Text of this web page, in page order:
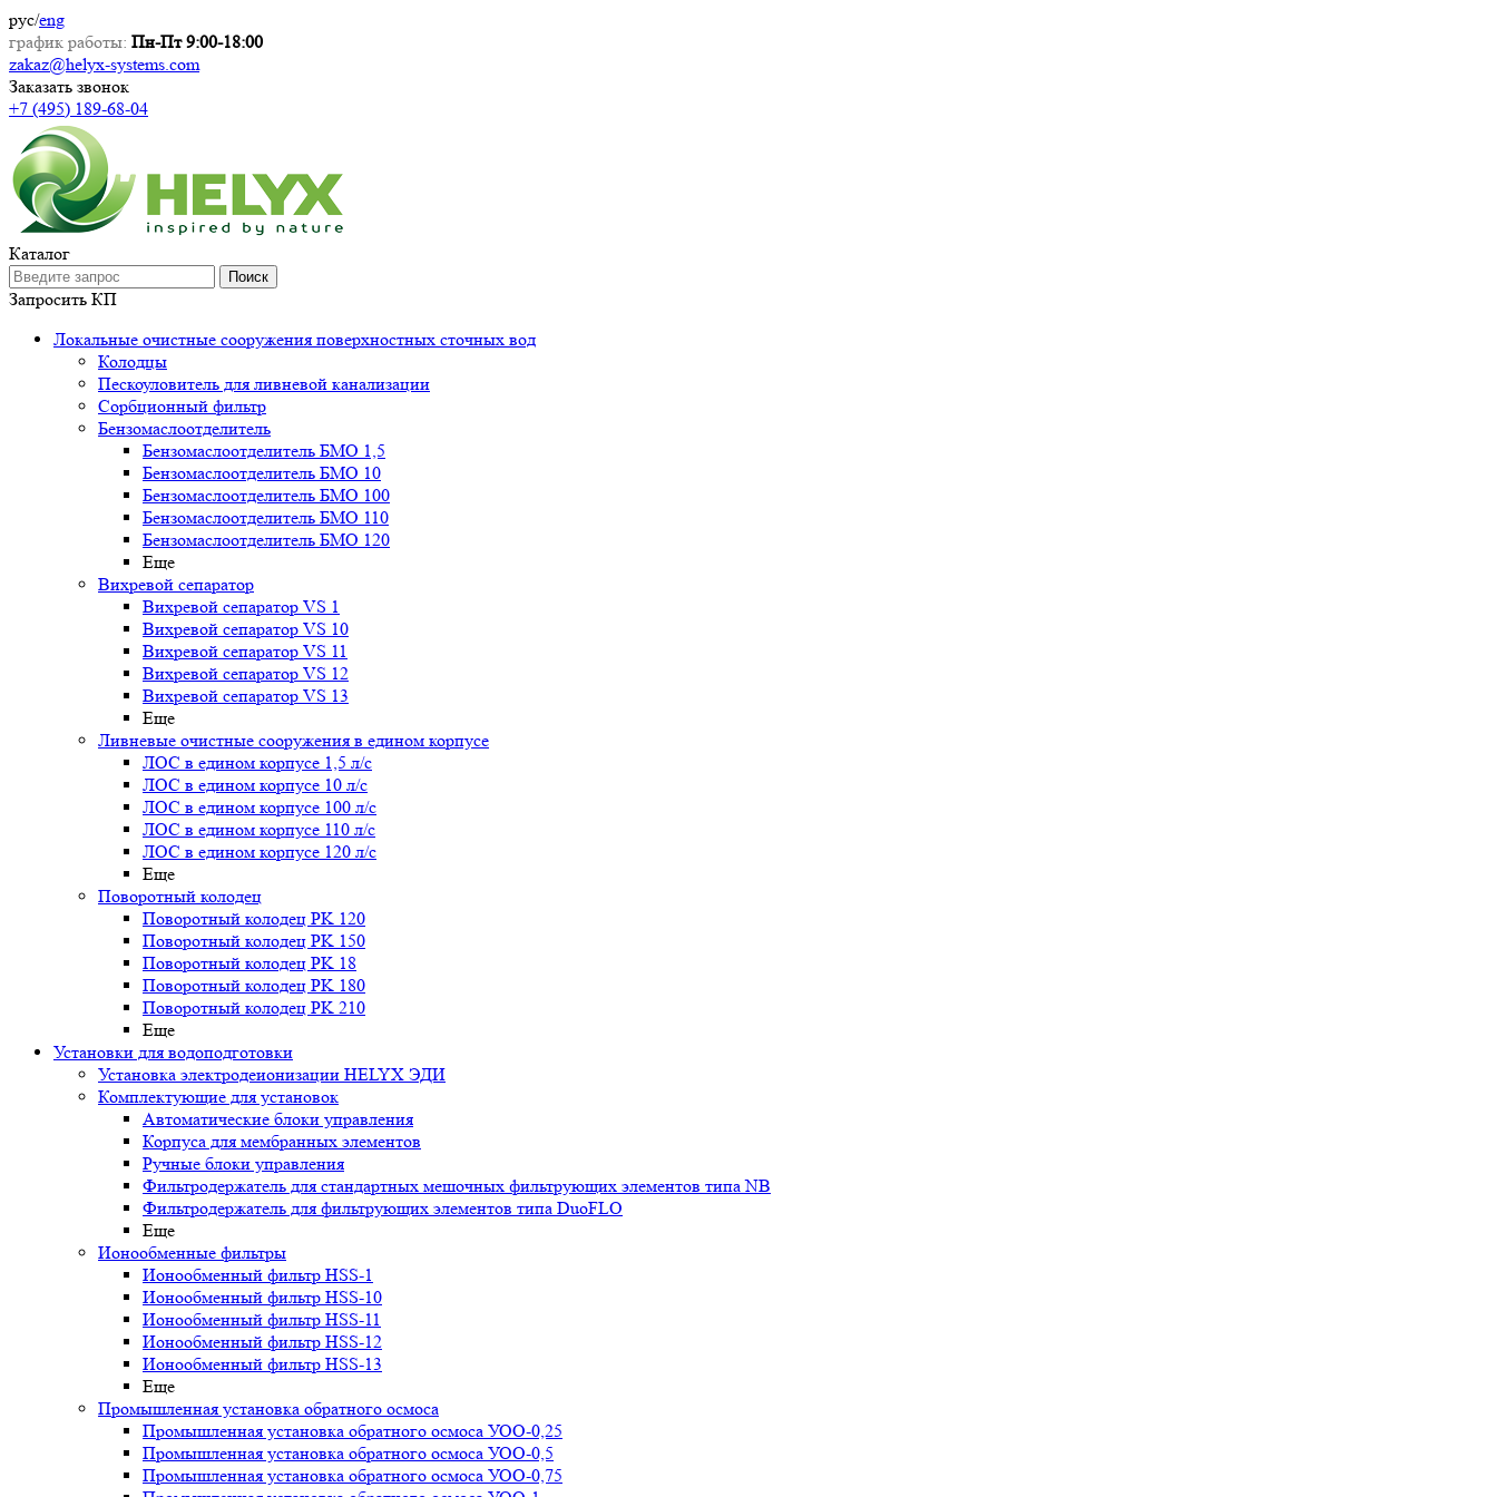
рус/eng
график работы: Пн-Пт 9:00-18:00
zakaz@helyx-systems.com
Заказать звонок
+7 (495) 189-68-04
Каталог
Поиск
Запросить КП
Локальные очистные сооружения поверхностных сточных вод
Колодцы
Пескоуловитель для ливневой канализации
Сорбционный фильтр
Бензомаслоотделитель
Бензомаслоотделитель БМО 1,5
Бензомаслоотделитель БМО 10
Бензомаслоотделитель БМО 100
Бензомаслоотделитель БМО 110
Бензомаслоотделитель БМО 120
Еще
Вихревой сепаратор
Вихревой сепаратор VS 1
Вихревой сепаратор VS 10
Вихревой сепаратор VS 11
Вихревой сепаратор VS 12
Вихревой сепаратор VS 13
Еще
Ливневые очистные сооружения в едином корпусе
ЛОС в едином корпусе 1,5 л/с
ЛОС в едином корпусе 10 л/с
ЛОС в едином корпусе 100 л/с
ЛОС в едином корпусе 110 л/с
ЛОС в едином корпусе 120 л/с
Еще
Поворотный колодец
Поворотный колодец PK 120
Поворотный колодец PK 150
Поворотный колодец PK 18
Поворотный колодец PK 180
Поворотный колодец PK 210
Еще
Установки для водоподготовки
Установка электродеионизации HELYX ЭДИ
Комплектующие для установок
Автоматические блоки управления
Корпуса для мембранных элементов
Ручные блоки управления
Фильтродержатель для стандартных мешочных фильтрующих элементов типа NB
Фильтродержатель для фильтрующих элементов типа DuoFLO
Еще
Ионообменные фильтры
Ионообменный фильтр HSS-1
Ионообменный фильтр HSS-10
Ионообменный фильтр HSS-11
Ионообменный фильтр HSS-12
Ионообменный фильтр HSS-13
Еще
Промышленная установка обратного осмоса
Промышленная установка обратного осмоса УОО-0,25
Промышленная установка обратного осмоса УОО-0,5
Промышленная установка обратного осмоса УОО-0,75